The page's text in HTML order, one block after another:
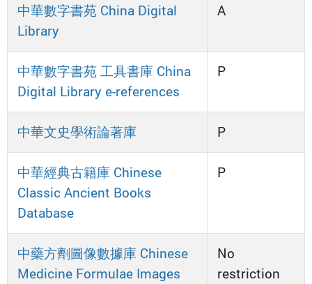
中華數字書苑 China Digital
Library
A
中華數字書苑 工具書庫 China
Digital Library e-references
P
中華文史學術論著庫 P
中華經典古籍庫 Chinese
Classic Ancient Books
Database
P
中藥方劑圖像數據庫 Chinese
Medicine Formulae Images
No
restriction